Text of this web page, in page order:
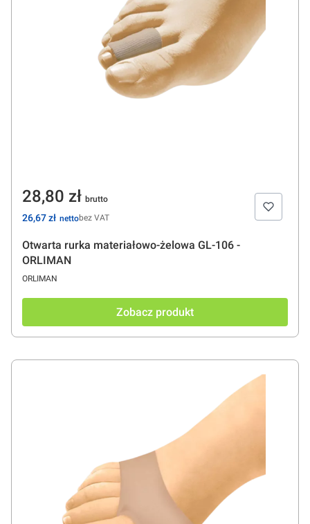
Otwarta rurka materiałowo-żelowa GL-106 -
ORLIMAN
PRODUCENT
ORLIMAN
Cena
28,80 zł
Cena
26,67 zł bez VAT
Zobacz produkt